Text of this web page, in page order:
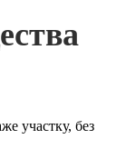
участку, без